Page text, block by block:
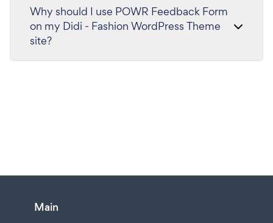
Why should I use POWR Feedback Form
on my Didi - Fashion WordPress Theme
site?
Main